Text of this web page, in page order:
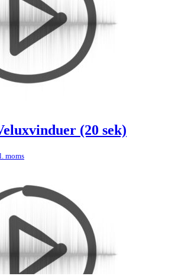
(20 sek)
moms